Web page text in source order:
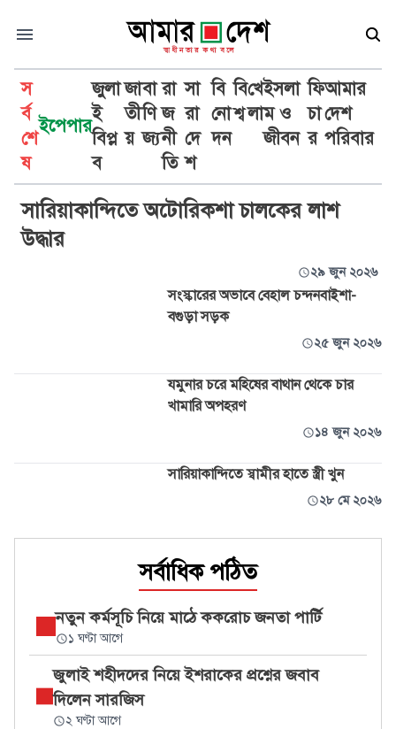
স
র্ব
শে
ষ
ইপেপার
জুলা
ই
বিপ্ল
ব
জা
তী
য়
বা
ণি
জ্য
রা
জ
নী
তি
সা
রা
দে
শ
বি
নো
দন
বি
শ্ব
খে
লা
ইসলা
ম ও
জীবন
ফি
চা
র
আমার
দেশ
পরিবার
সারিয়াকান্দি
সারিয়াকান্দিতে অটোরিকশা চালকের লাশ
উদ্ধার
২৯ জুন ২০২৬
সংস্কারের অভাবে বেহাল চন্দনবাইশা-
বগুড়া সড়ক
২৫ জুন ২০২৬
যমুনার চরে মহিষের বাথান থেকে চার
খামারি অপহরণ
১৪ জুন ২০২৬
সারিয়াকান্দিতে স্বামীর হাতে স্ত্রী খুন
২৮ মে ২০২৬
সর্বাধিক পঠিত
নতুন কর্মসূচি নিয়ে মাঠে ককরোচ জনতা পার্টি
১ ঘণ্টা আগে
জুলাই শহীদদের নিয়ে ইশরাকের প্রশ্নের জবাব
দিলেন সারজিস
২ ঘণ্টা আগে